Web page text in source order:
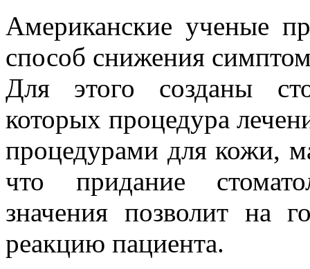
Американские ученые
способ снижения
Для этого созданы
которых процедура
процедурами для кожи,
что придание
значения позволит на
реакцию пациента.